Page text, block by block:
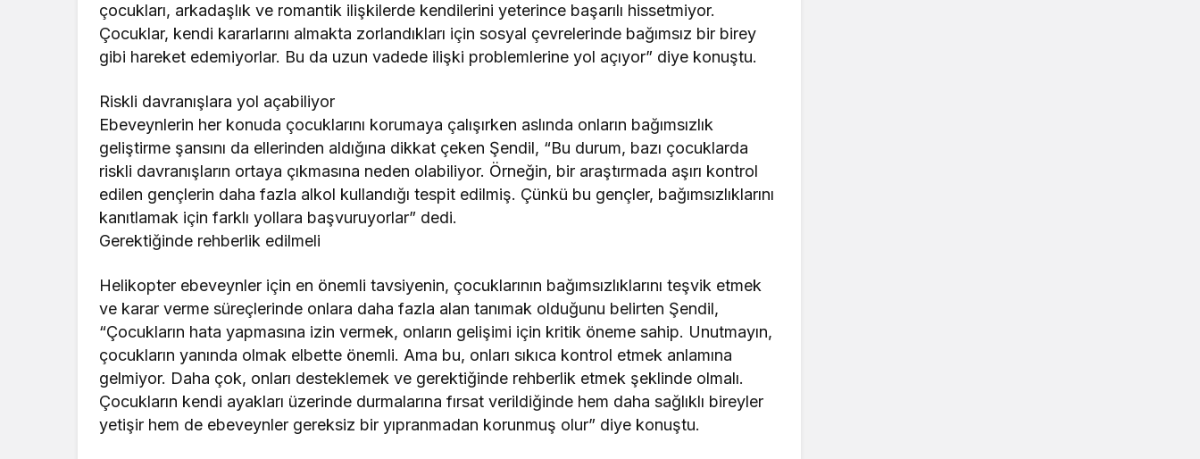
çocukları, arkadaşlık ve romantik ilişkilerde kendilerini yeterince başarılı hissetmiyor.
Çocuklar, kendi kararlarını almakta zorlandıkları için sosyal çevrelerinde bağımsız bir birey
gibi hareket edemiyorlar. Bu da uzun vadede ilişki problemlerine yol açıyor” diye konuştu.
Riskli davranışlara yol açabiliyor
Ebeveynlerin her konuda çocuklarını korumaya çalışırken aslında onların bağımsızlık
geliştirme şansını da ellerinden aldığına dikkat çeken Şendil, “Bu durum, bazı çocuklarda
riskli davranışların ortaya çıkmasına neden olabiliyor. Örneğin, bir araştırmada aşırı kontrol
edilen gençlerin daha fazla alkol kullandığı tespit edilmiş. Çünkü bu gençler, bağımsızlıklarını
kanıtlamak için farklı yollara başvuruyorlar” dedi.
Gerektiğinde rehberlik edilmeli
Helikopter ebeveynler için en önemli tavsiyenin, çocuklarının bağımsızlıklarını teşvik etmek
ve karar verme süreçlerinde onlara daha fazla alan tanımak olduğunu belirten Şendil,
“Çocukların hata yapmasına izin vermek, onların gelişimi için kritik öneme sahip. Unutmayın,
çocukların yanında olmak elbette önemli. Ama bu, onları sıkıca kontrol etmek anlamına
gelmiyor. Daha çok, onları desteklemek ve gerektiğinde rehberlik etmek şeklinde olmalı.
Çocukların kendi ayakları üzerinde durmalarına fırsat verildiğinde hem daha sağlıklı bireyler
yetişir hem de ebeveynler gereksiz bir yıpranmadan korunmuş olur” diye konuştu.